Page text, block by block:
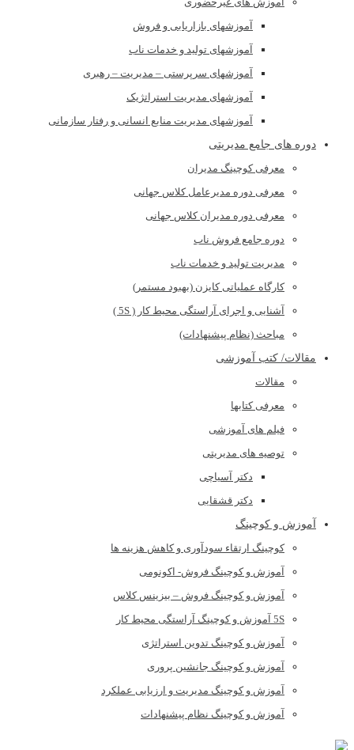
آموزشهای بازاریابی و فروش
آموزشهای تولید و خدمات ناب
آموزشهای سرپرستی – مدیریت – رهبری
آموزشهای مدیریت استراتژیک
آموزشهای مدیریت منابع انسانی و رفتار سازمانی
دوره های جامع مدیریتی
معرفی کوچینگ مدیران
معرفی دوره مدیرعامل کلاس جهانی
معرفی دوره مدیران کلاس جهانی
دوره جامع فروش ناب
مدیریت تولید و خدمات ناب
کارگاه عملیاتی کایزن (بهبود مستمر)
آشنایی و اجرای آراستگی محیط کار ( 5S )
مباحث (نظام پیشنهادات)
مقالات/ کتب آموزشی
مقالات
معرفی کتابها
فیلم های آموزشی
توصیه های مدیریتی
دکتر آسیاچی
دکتر قشقایی
آموزش و کوچینگ
کوچینگ ارتقاء سودآوری و کاهش هزینه ها
آموزش و کوچینگ فروش- اکونومی
آموزش و کوچینگ فروش – بیزینس کلاس
5S آموزش و کوچینگ آراستگی محیط کار
آموزش و کوچینگ تدوین استراتژی
آموزش و کوچینگ جانشین پروری
آموزش و کوچینگ مدیریت و ارزیابی عملکرد
آموزش و کوچینگ نظام پیشنهادات